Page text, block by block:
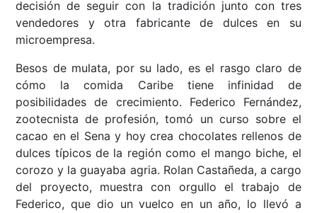
decisión de seguir con la tradición junto con tres
vendedores y otra fabricante de dulces en su
microempresa.
Besos de mulata, por su lado, es el rasgo claro de
cómo la comida Caribe tiene infinidad de
posibilidades de crecimiento. Federico Fernández,
zootecnista de profesión, tomó un curso sobre el
cacao en el Sena y hoy crea chocolates rellenos de
dulces típicos de la región como el mango biche, el
corozo y la guayaba agria. Rolan Castañeda, a cargo
del proyecto, muestra con orgullo el trabajo de
Federico, que dio un vuelco en un año, lo llevó a